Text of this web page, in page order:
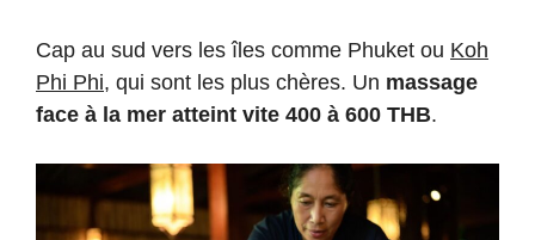
Cap au sud vers les îles comme Phuket ou Koh
Phi Phi, qui sont les plus chères. Un massage
face à la mer atteint vite 400 à 600 THB.